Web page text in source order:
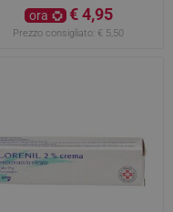
ora € 4,95
Prezzo consigliato: € 5,50